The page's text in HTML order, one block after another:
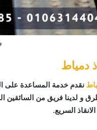
دمياط
نقدم خدمة المساعدة على
و لدينا فريق من السائقين
السريع.